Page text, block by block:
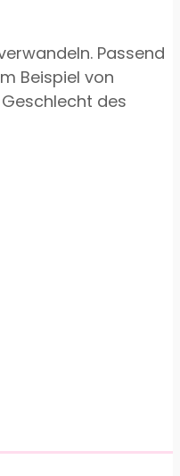
Passend
Beispiel von
des